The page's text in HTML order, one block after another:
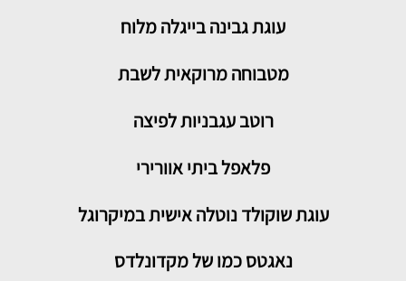
עוגת גבינה בייגלה מלוח
מטבוחה מרוקאית לשבת
רוטב עגבניות לפיצה
פלאפל ביתי אוורירי
עוגת שוקולד נוטלה אישית במיקרוגל
נאגטס כמו של מקדונלדס